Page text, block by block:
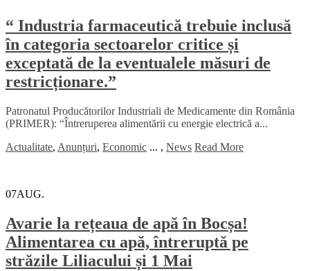
“ Industria farmaceutică trebuie inclusă
în categoria sectoarelor critice și
exceptată de la eventualele măsuri de
restricționare.”
Patronatul Producătorilor Industriali de Medicamente din România
(PRIMER): “Întreruperea alimentării cu energie electrică a...
Actualitate, Anunțuri, Economic ... , News Read More
07AUG.
Avarie la rețeaua de apă în Bocșa!
Alimentarea cu apă, întreruptă pe
străzile Liliacului și 1 Mai